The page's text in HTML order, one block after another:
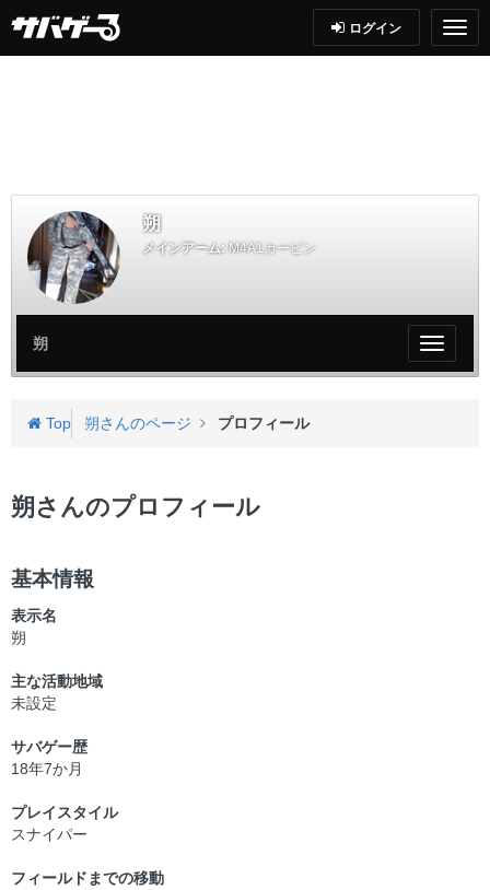
ログイン
朔
メインアーム: M4A1カービン
My
ペ
朔
Top 朔さんのページ プロフィール
朔さんのプロフィール
基本情報
表示名
朔
主な活動地域
未設定
サバゲー歴
18年7か月
プレイスタイル
スナイパー
フィールドまでの移動